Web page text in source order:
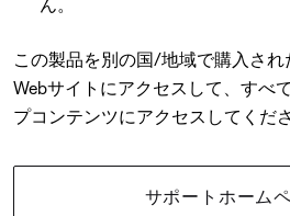
ん。
この製品を別の国/地域で購入さ
Webサイトにアクセスして、すべ
プコンテンツにアクセスしてくださ
サポートホーム